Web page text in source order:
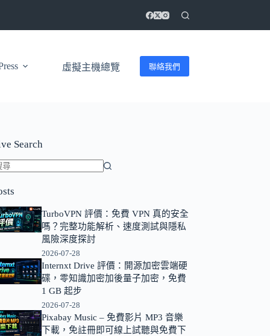
虛擬主機總覽 聯絡我們
Search
TurboVPN 評價：免費 VPN 真的安全
嗎？完整功能解析、速度測試與隱私
風險深度探討
2026-07-28
Internxt Drive 評價：開源加密雲端硬
碟，零知識加密加後量子加密，免費
1 GB 起步
2026-07-28
Pixabay Music – 免費影片 MP3 音樂
下載，免註冊即可線上試聽與免費下